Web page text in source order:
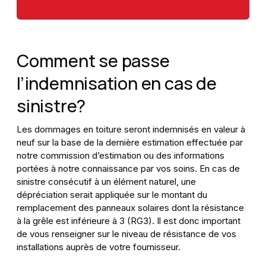
Comment se passe
l’indemnisation en cas de
sinistre?
Les dommages en toiture seront indemnisés en valeur à
neuf sur la base de la dernière estimation effectuée par
notre commission d’estimation ou des informations
portées à notre connaissance par vos soins. En cas de
sinistre consécutif à un élément naturel, une
dépréciation serait appliquée sur le montant du
remplacement des panneaux solaires dont la résistance
à la grêle est inférieure à 3 (RG3). Il est donc important
de vous renseigner sur le niveau de résistance de vos
installations auprès de votre fournisseur.